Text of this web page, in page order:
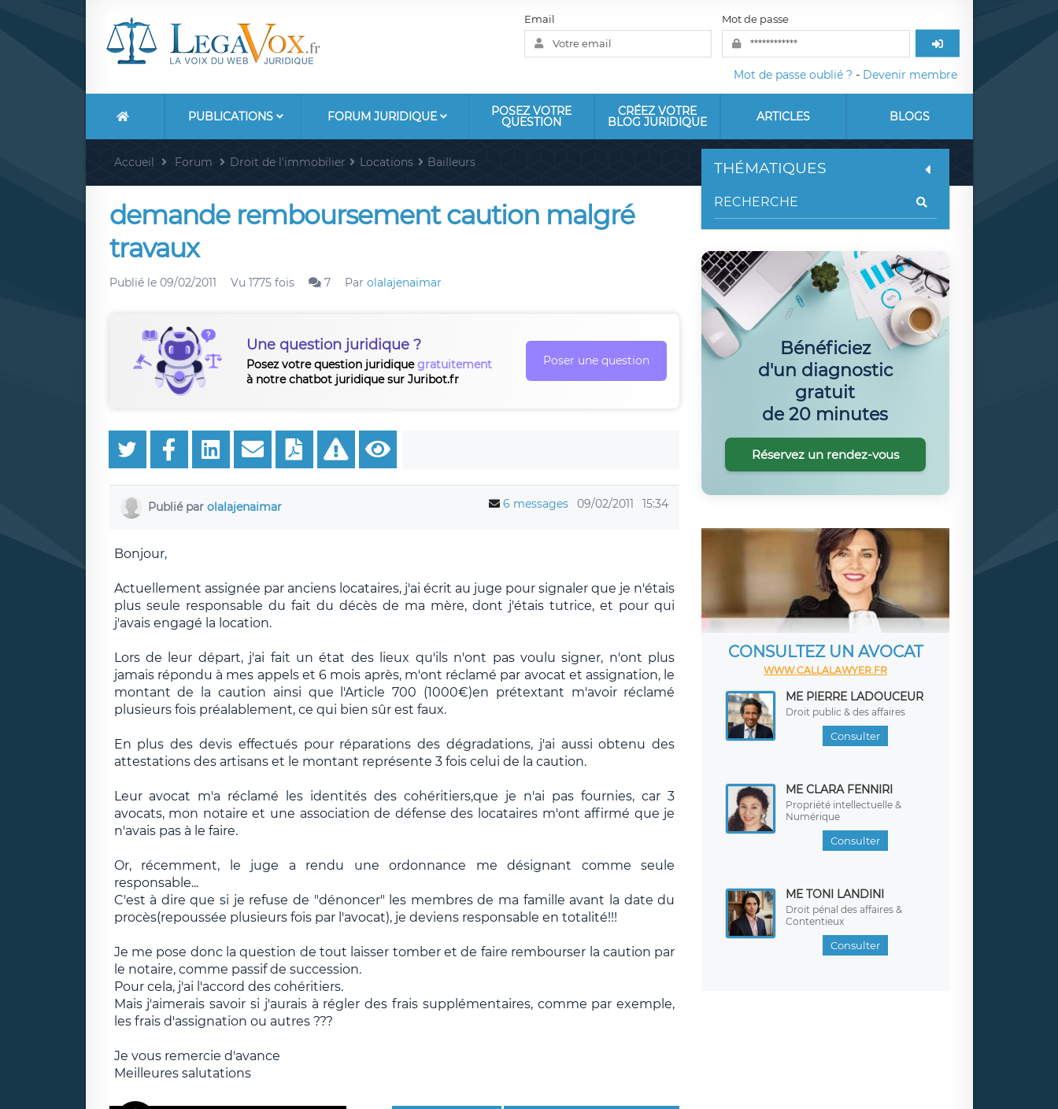
Email Mot de passe
Mot de passe oublié ? - Devenir membre
PUBLICATIONS FORUM JURIDIQUE POSEZ VOTRE
QUESTION
CRÉEZ VOTRE
BLOG JURIDIQUE ARTICLES BLOGS
Accueil Forum Droit de l'immobilier Locations Bailleurs
demande remboursement caution malgré
travaux
Publié le 09/02/2011 Vu 1775 fois 7 Par olalajenaimar
Une question juridique ?
Posez votre question juridiquegratuitement
à notre chatbot juridique sur Juribot.fr
Poser une question
Publié par olalajenaimar 6 messages 09/02/2011 15:34
Bonjour,
Actuellement assignée par anciens locataires, j'ai écrit au juge pour signaler que je n'étais
plus seule responsable du fait du décès de ma mère, dont j'étais tutrice, et pour qui
j'avais engagé la location.
Lors de leur départ, j'ai fait un état des lieux qu'ils n'ont pas voulu signer, n'ont plus
jamais répondu à mes appels et 6 mois après, m'ont réclamé par avocat et assignation, le
montant de la caution ainsi que l'Article 700 (1000€)en prétextant m'avoir réclamé
plusieurs fois préalablement, ce qui bien sûr est faux.
En plus des devis effectués pour réparations des dégradations, j'ai aussi obtenu des
attestations des artisans et le montant représente 3 fois celui de la caution.
Leur avocat m'a réclamé les identités des cohéritiers,que je n'ai pas fournies, car 3
avocats, mon notaire et une association de défense des locataires m'ont affirmé que je
n'avais pas à le faire.
Or, récemment, le juge a rendu une ordonnance me désignant comme seule
responsable...
C'est à dire que si je refuse de "dénoncer" les membres de ma famille avant la date du
procès(repoussée plusieurs fois par l'avocat), je deviens responsable en totalité!!!
Je me pose donc la question de tout laisser tomber et de faire rembourser la caution par
le notaire, comme passif de succession.
Pour cela, j'ai l'accord des cohéritiers.
Mais j'aimerais savoir si j'aurais à régler des frais supplémentaires, comme par exemple,
les frais d'assignation ou autres ???
Je vous remercie d'avance
Meilleures salutations
THÉMATIQUES
Bénéficiez
d'un diagnostic
gratuit
de 20 minutes
Réservez un rendez-vous
CONSULTEZ UN AVOCAT
WWW.CALLALAWYER.FR
ME PIERRE LADOUCEUR
Droit public & des affaires
Consulter
ME CLARA FENNIRI
Propriété intellectuelle &
Numérique
Consulter
ME TONI LANDINI
Droit pénal des affaires &
Contentieux
Consulter